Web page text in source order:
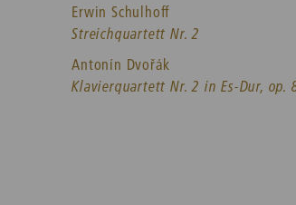
Erwin Schulhoff
Streichquartett Nr. 2
Antonín Dvořák
Klavierquartett Nr. 2 in Es-Dur, op.